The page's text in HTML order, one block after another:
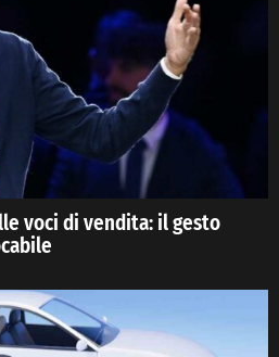
voci di vendita: il gesto